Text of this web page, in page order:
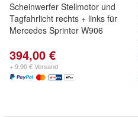
Scheinwerfer Stellmotor und
Tagfahrlicht rechts + links für
Mercedes Sprinter W906
394,00 €
+ 9,90 € Versand